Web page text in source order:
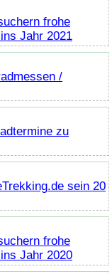
frohe
Jahr 2021
/
zu
.de sein 20
frohe
Jahr 2020